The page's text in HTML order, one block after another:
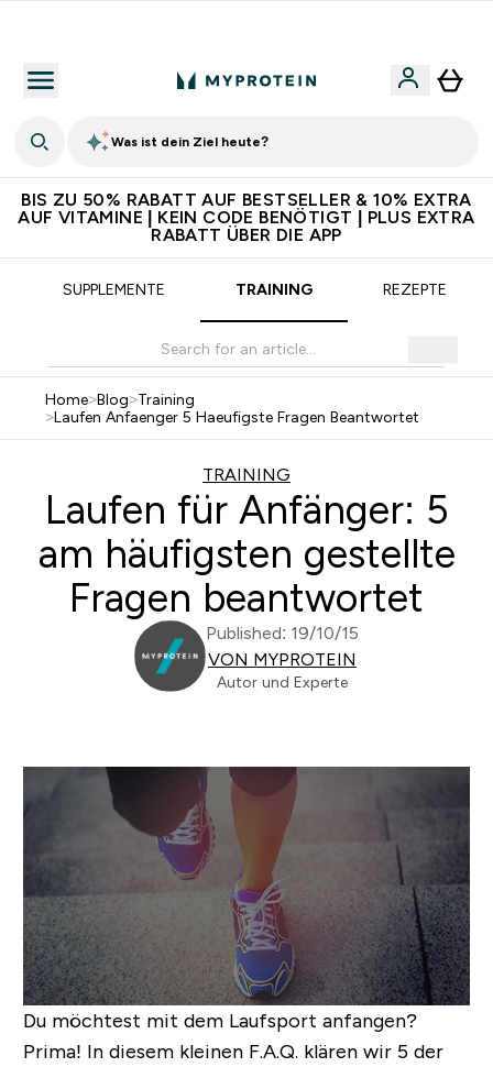
Was ist dein Ziel heute?
BIS ZU 50% RABATT AUF BESTSELLER & 10% EXTRA
AUF VITAMINE | KEIN CODE BENÖTIGT | PLUS EXTRA
RABATT ÜBER DIE APP
SUPPLEMENTE TRAINING REZEPTE
Home>Blog>Training
>Laufen Anfaenger 5 Haeufigste Fragen Beantwortet
TRAINING
Laufen für Anfänger: 5
am häufigsten gestellte
Fragen beantwortet
Published: 19/10/15
VON MYPROTEIN
Autor und Experte
Du möchtest mit dem Laufsport anfangen?
Prima! In diesem kleinen F.A.Q. klären wir 5 der